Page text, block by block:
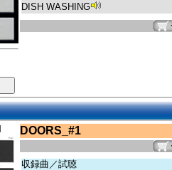
DISH WASHING
DOORS_#1
収録曲／試聴